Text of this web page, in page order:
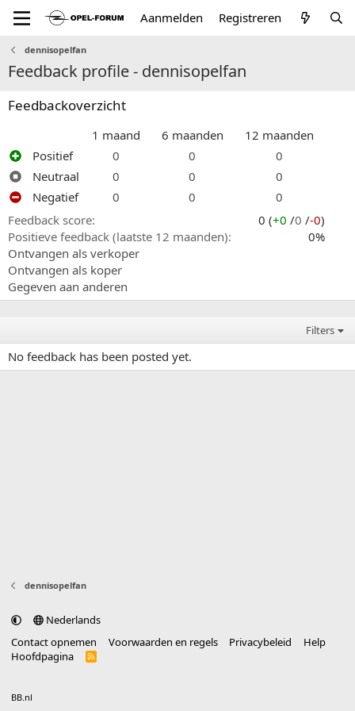
Aanmelden Registreren
dennisopelfan
Feedback profile - dennisopelfan
Feedbackoverzicht
1 maand 6 maanden
12 maanden
Positief
0 0
0
Neutraal
0 0
0
Negatief
0 0
0
Feedback score
0 (+0 /0 /-0)
Positieve feedback (laatste 12 maanden)
0%
Ontvangen als verkoper
Ontvangen als koper
Gegeven aan anderen
Filters
No feedback has been posted yet.
dennisopelfan
Nederlands
Contact opnemen
Voorwaarden en regels Privacybeleid
Help
Hoofdpagina
R
BB.nl